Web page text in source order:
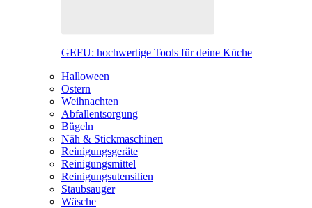
GEFU: hochwertige Tools für deine Küche
Halloween
Ostern
Weihnachten
Abfallentsorgung
Bügeln
Näh & Stickmaschinen
Reinigungsgeräte
Reinigungsmittel
Reinigungsutensilien
Staubsauger
Wäsche